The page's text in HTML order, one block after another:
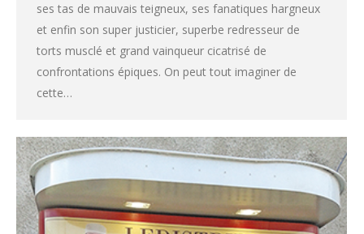
ses tas de mauvais teigneux, ses fanatiques hargneux
et enfin son super justicier, superbe redresseur de
torts musclé et grand vainqueur cicatrisé de
confrontations épiques. On peut tout imaginer de
cette…